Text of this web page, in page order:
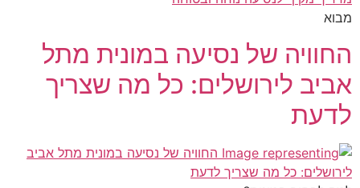
מבוא
החוויה של נסיעה במונית מתל
אביב לירושלים: כל מה שצריך
לדעת